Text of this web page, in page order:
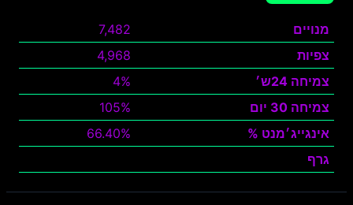
מנויים
7,482
צפיות
4,968
צמיחה 24ש׳
4%
צמיחה 30 יום
105%
אינגייג׳מנט %
66.40%
גרף